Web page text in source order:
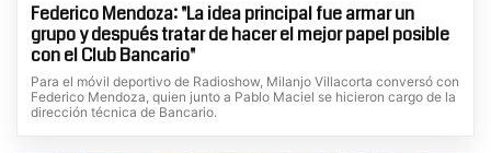
Federico Mendoza: "La idea principal fue armar un
grupo y después tratar de hacer el mejor papel posible
con el Club Bancario"
Para el móvil deportivo de Radioshow, Milanjo Villacorta conversó con
Federico Mendoza, quien junto a Pablo Maciel se hicieron cargo de la
dirección técnica de Bancario.